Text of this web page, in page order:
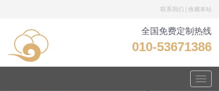
联系我们 收藏本站
全国免费定制热线
010-53671386
Toggle